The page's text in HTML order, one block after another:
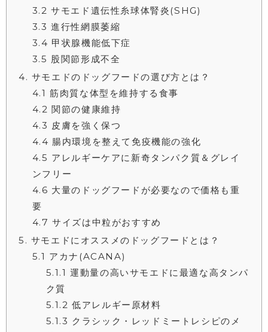
3.2 サモエド遺伝性糸球体腎炎(SHG)
3.3 進行性網膜萎縮
3.4 甲状腺機能低下症
3.5 股関節形成不全
4
サモエドのドッグフードの選び方とは？
4.1 筋肉質な体型を維持する食事
4.2 関節の健康維持
4.3 皮膚を強く保つ
4.4 腸内環境を整えて免疫機能の強化
4.5 アレルギーケアに新奇タンパク質＆グレイ
ンフリー
4.6 大量のドッグフードが必要なので価格も重
要
4.7 サイズは中粒がおすすめ
5
サモエドにオススメのドッグフードとは？
5.1 アカナ(ACANA)
5.1.1 運動量の高いサモエドに最適な高タンパ
ク質
5.1.2 低アレルギー原材料
5.1.3 クラシック・レッドミートレシピのメ